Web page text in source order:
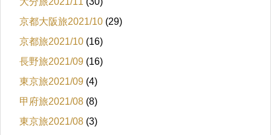
京都大阪旅2021/10 (29)
京都旅2021/10 (16)
長野旅2021/09 (16)
東京旅2021/09 (4)
甲府旅2021/08 (8)
東京旅2021/08 (3)